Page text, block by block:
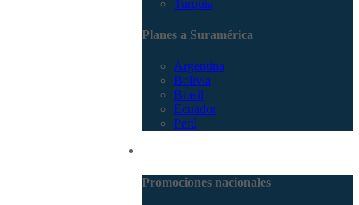
Turquía
Planes a Suramérica
Argentina
Bolivia
Brasil
Ecuador
Perú
Promociones nacionales